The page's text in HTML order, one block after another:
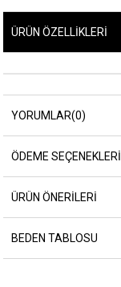
ÜRÜN ÖZELLIKLERI
YORUMLAR(0)
ÖDEME SEÇENEKLERI
ÜRÜN ÖNERILERI
BEDEN TABLOSU